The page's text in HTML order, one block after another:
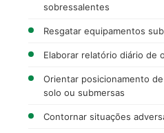
sobressalentes
Resgatar equipamentos
Elaborar relatório diário de
Orientar posicionamento
solo ou submersas
Contornar situações